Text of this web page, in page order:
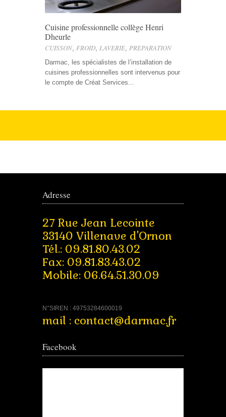
Cuisine professionnelle collège Henri
Dheurle
CUISSON, FROID, LAVERIE, PREPARATION
Darmac, les spécialistes de l’installation de
cuisines professionnelles sont intervenus pour
le compte de Créat Services...
Adresse
27 Rue Jean Lecointe
33140 Villenave d'Ornon
Tél.: 09.81.80.43.02
Fax: 09.81.83.43.02
Mobile: 06.64.51.30.09
N°SIREN : 49753284600019
mail : contact@darmac.fr
Facebook